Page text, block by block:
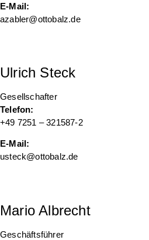
E-Mail:
azabler@ottobalz.de
Ulrich Steck
Gesellschafter
Telefon:
+49 7251 – 321587-2
E-Mail:
usteck@ottobalz.de
Mario Albrecht
Geschäftsführer